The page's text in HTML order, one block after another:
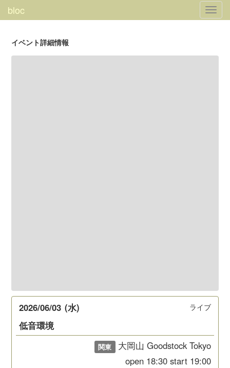
bloc
イベント詳細情報
ライブ
2026/06/03 (水)
低音環境
関東
大岡山 Goodstock Tokyo
open 18:30 start 19:00